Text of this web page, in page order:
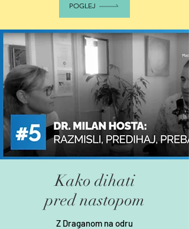
POGLEJ
Kako dihati
pred nastopom
Z Draganom na odru